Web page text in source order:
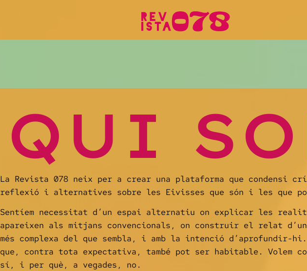
QUI
La Revista 078 neix per a crear una plataforma que condensi
reflexió i alternatives sobre les Eivisses que són i les que
Sentíem necessitat d’un espai alternatiu on explicar les
apareixen als mitjans convencionals, on construir el relat
més complexa del que sembla, i amb la intenció d’aprofundir-
que, contra tota expectativa, també pot ser habitable. Volem
sí, i per què, a vegades, no.